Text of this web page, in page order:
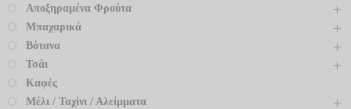
Αποξηραμένα Φρούτα
Μπαχαρικά
Βότανα
Τσάι
Καφές
Μέλι / Ταχίνι / Αλείμματα